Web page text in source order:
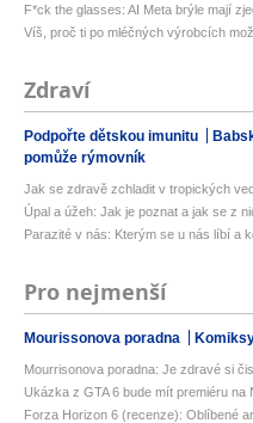
F*ck the glasses: AI Meta brýle mají
Víš, proč ti po mléčných výrobcích
Zdraví
Podpořte dětskou imunitu
pomůže rýmovník
Jak se zdravě zchladit v tropických
Úpal a úžeh: Jak je poznat a jak se z
Parazité v nás: Kterým se u nás líbí a
Pro nejmenší
Mourissonova poradna
Mourrisonova poradna: Je zdravé si
Ukázka z GTA 6 bude mít premiéru na
Forza Horizon 6 (recenze): Oblíbené